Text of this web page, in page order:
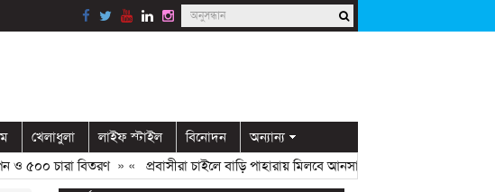
খেলাধুলা লাইফ স্টাইল বিনোদন অন্যান্য
চারা বিতরণ» « প্রবাসীরা চাইলে বাড়ি পাহারায় মিলবে আনসার সদস্য: ডিসি মামুন